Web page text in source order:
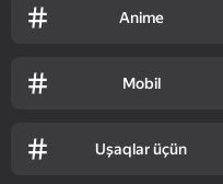
Anime
Mobil
Uşaqlar üçün